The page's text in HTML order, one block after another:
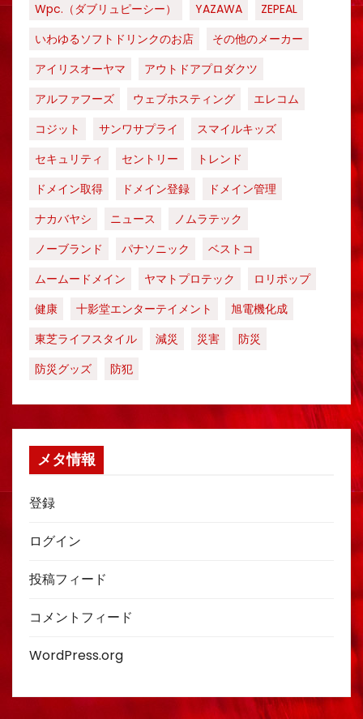
Wpc.（ダブリュピーシー）
YAZAWA
ZEPEAL
いわゆるソフトドリンクのお店
その他のメーカー
アイリスオーヤマ
アウトドアプロダクツ
アルファフーズ
ウェブホスティング
エレコム
コジット
サンワサプライ
スマイルキッズ
セキュリティ
セントリー
トレンド
ドメイン取得
ドメイン登録
ドメイン管理
ナカバヤシ
ニュース
ノムラテック
ノーブランド
パナソニック
ベストコ
ムームードメイン
ヤマトプロテック
ロリポップ
健康
十影堂エンターテイメント
旭電機化成
東芝ライフスタイル
減災 災害
防災
防災グッズ
防犯
メタ情報
登録
ログイン
投稿フィード
コメントフィード
WordPress.org